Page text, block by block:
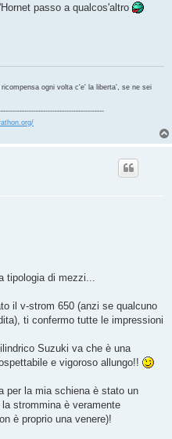
passo a qualcos'altro
ogni volta c'e' la liberta', se ne sei
tipologia di mezzi...
il v-strom 650 (anzi se qualcuno
ti confermo tutte le impressioni
Suzuki va che è una
e vigoroso allungo!!
per la mia schiena è stato un
strommina è veramente
è proprio una venere)!